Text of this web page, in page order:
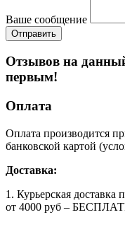
Ваше сообщение
Отзывов на
первым!
Оплата
Оплата производится
банковской картой
Доставка:
1. Курьерская
от 4000 руб –